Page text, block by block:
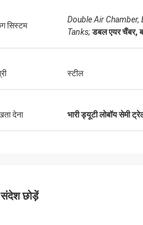
सिस्टम
Double Air Chamber,
Tanks;डबल एयर चैंबर,
स्टील
देना भारी ड्यूटी लोबॉय सेमी
छोड़ें